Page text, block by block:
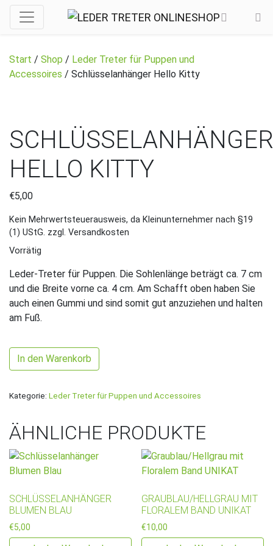
Start / Shop / Leder Treter für Puppen und
Accessoires / Schlüsselanhänger Hello Kitty
SCHLÜSSELANHÄNGER
HELLO KITTY
€5,00
Kein Mehrwertsteuerausweis, da Kleinunternehmer nach §19
(1) UStG. zzgl. Versandkosten
Vorrätig
Leder-Treter für Puppen. Die Sohlenlänge beträgt ca. 7 cm
und die Breite vorne ca. 4 cm. Am Schafft oben haben Sie
auch einen Gummi und sind somit gut anzuziehen und halten
am Fuß.
Schlüsselanhänger Hello Kitty Menge
In den Warenkorb
Kategorie: Leder Treter für Puppen und Accessoires
ÄHNLICHE PRODUKTE
SCHLÜSSELANHÄNGER
BLUMEN BLAU
€5,00
GRAUBLAU/HELLGRAU MIT
FLORALEM BAND UNIKAT
€10,00